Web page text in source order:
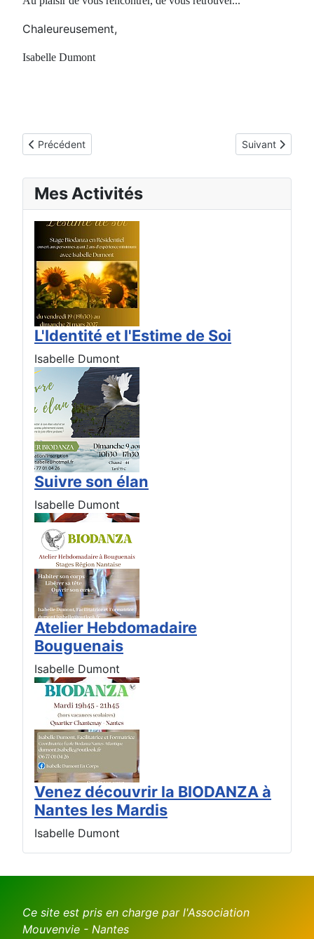
Chaleureusement,
Isabelle Dumont
Article précédent : Marcos Aguirre
Précédent Article suivant :
Suivant
Mes Activités
L'Identité et l'Estime de Soi
Isabelle Dumont
Suivre son élan
Isabelle Dumont
Atelier Hebdomadaire
Bouguenais
Isabelle Dumont
Venez découvrir la BIODANZA à
Nantes les Mardis
Isabelle Dumont
Ce site est pris en charge par l'Association
Mouvenvie - Nantes